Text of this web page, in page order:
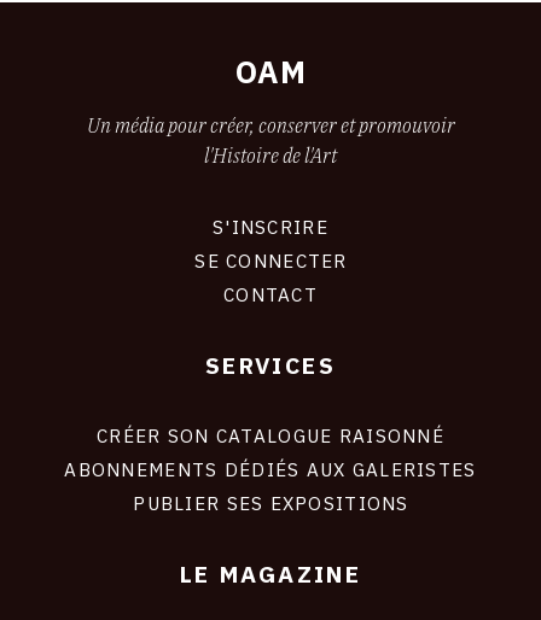
OAM
Un média pour créer, conserver et promouvoir
l'Histoire de l'Art
S'INSCRIRE
SE CONNECTER
CONTACT
SERVICES
CRÉER SON CATALOGUE RAISONNÉ
ABONNEMENTS DÉDIÉS AUX GALERISTES
PUBLIER SES EXPOSITIONS
LE MAGAZINE